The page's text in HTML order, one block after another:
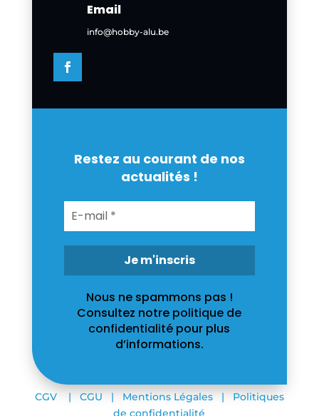
Email
info@hobby-alu.be
Restez au courant de nos
actualités !
Nous ne spammons pas !
Consultez notre politique de
confidentialité pour plus
d’informations.
CGV | CGU | Mentions Légales |
Politiques
de confidentialité